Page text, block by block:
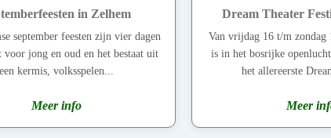
in Zelhem
september feesten zijn vier dagen
voor jong en oud en het bestaat uit
een kermis, volksspelen...
Meer info
Dream Theater
Van vrijdag 16 t/m zondag
is in het bosrijke
het allereerste
Meer